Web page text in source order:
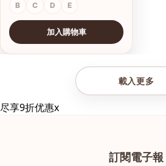
B
C D E
加入購物車
載入更多
尽享9折优惠x
訂閱電子報